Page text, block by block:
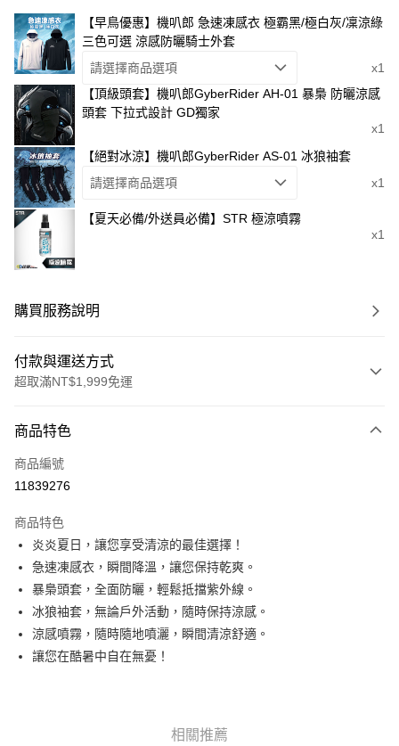
【早鳥優惠】機叭郎 急速凍感衣 極霸黑/極白灰/凜涼綠
三色可選 涼感防曬騎士外套
請選擇商品選項
x1
【頂級頭套】機叭郎GyberRider AH-01 暴梟 防曬涼感
頭套 下拉式設計 GD獨家
x1
【絕對冰涼】機叭郎GyberRider AS-01 冰狼袖套
請選擇商品選項
x1
【夏天必備/外送員必備】STR 極涼噴霧
x1
購買服務說明
付款與運送方式
超取滿NT$1,999免運
信用卡一次付款
信用卡分期付款
合作金庫商業銀行
華南商業銀行
彰化商業銀行
上海商業儲蓄銀行
台北富邦商業銀行
國泰世華商業銀行
兆豐國際商業銀行
臺灣中小企業銀行
台中商業銀行
匯豐（台灣）商業銀行
華泰商業銀行
聯邦商業銀行
遠東國際商業銀行
元大商業銀行
超商取貨付款
LINE Pay
Apple Pay
街口支付
商品特色
商品編號
11839276
商品特色
炎炎夏日，讓您享受清涼的最佳選擇！
急速凍感衣，瞬間降溫，讓您保持乾爽。
暴梟頭套，全面防曬，輕鬆抵擋紫外線。
冰狼袖套，無論戶外活動，隨時保持涼感。
涼感噴霧，隨時隨地噴灑，瞬間清涼舒適。
讓您在酷暑中自在無憂！
相關推薦